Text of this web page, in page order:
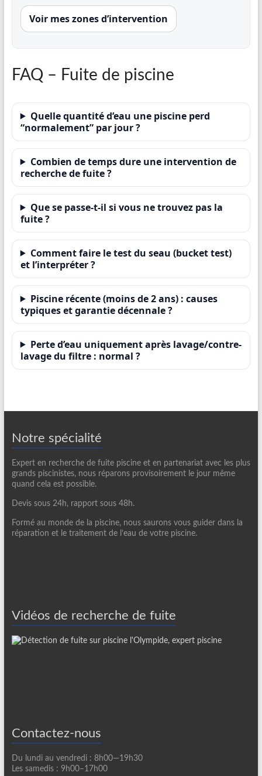
Voir mes zones d’intervention
FAQ – Fuite de piscine
Quelle quantité d’eau une piscine perd
“normalement” par jour ?
Combien de temps dure une intervention de
recherche de fuite ?
Que se passe-t-il si vous ne trouvez pas la
fuite ?
Comment faire le test du seau (bucket test)
et l’interpréter ?
Piscine récente (moins de 2 ans) : causes
typiques et garantie décennale ?
Perte d’eau uniquement après lavage/contre-
lavage du filtre : normal ?
Notre spécialité
Expert en recherche de fuite piscine et en partenariat avec les plus
grands piscinistes, nous réparons provisoirement le jour même
quand cela est possible.
Devis sous 24h, rapport sous 48h.
Formé au monde de la piscine, nous saurons vous guider dans la
réparation et le traitement de l’eau de votre piscine.
Vidéos de recherche de fuite
Contactez-nous
Du lundi au vendredi : 8h00—19h30
Les samedis : 9h00–17h00